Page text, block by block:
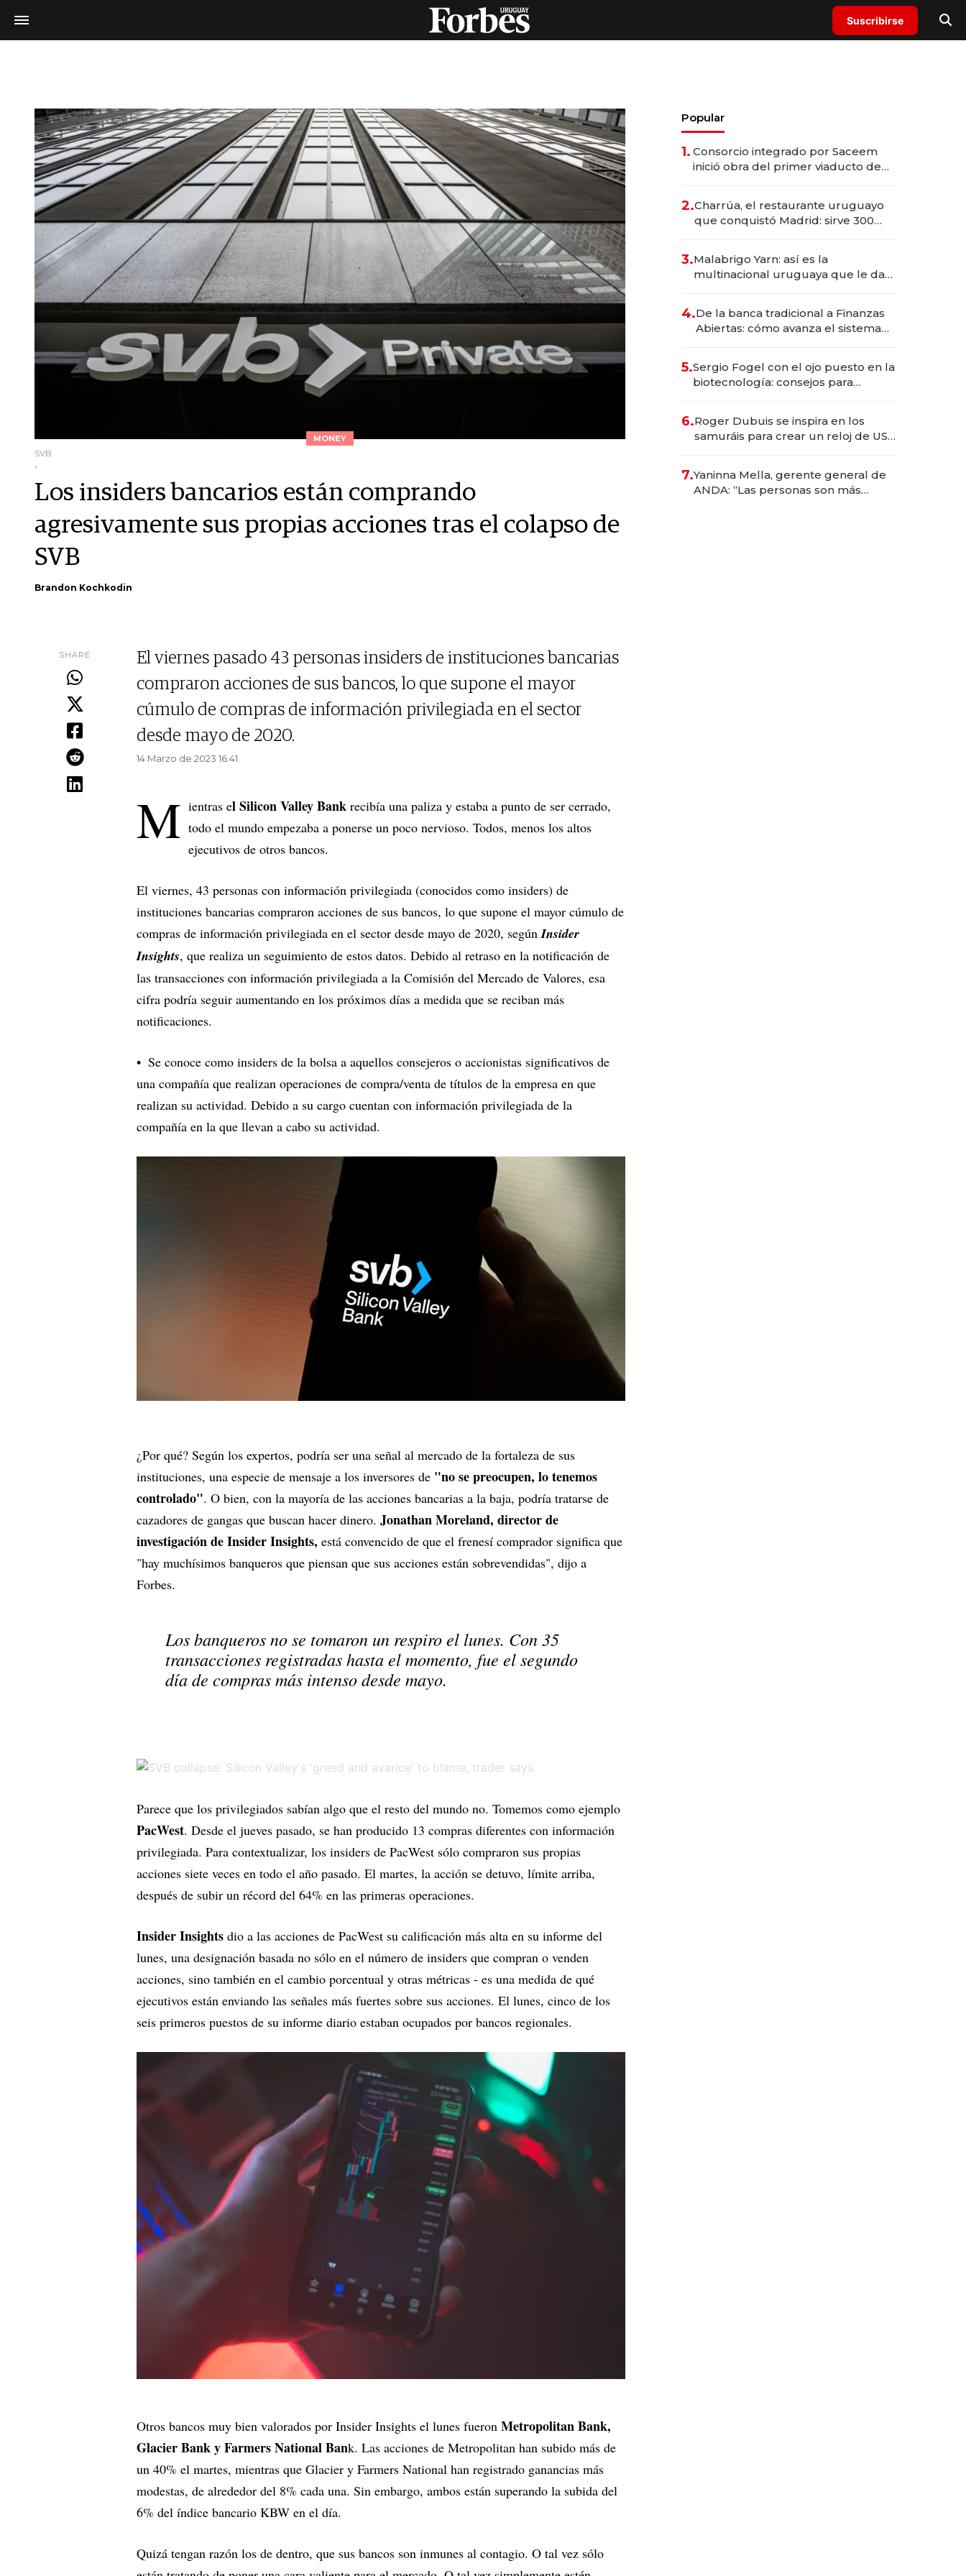
Suscribirse
MONEY
SVB
.
Los insiders bancarios están comprando
agresivamente sus propias acciones tras el colapso de
SVB
Brandon Kochkodin
SHARE
El viernes pasado 43 personas insiders de instituciones bancarias
compraron acciones de sus bancos, lo que supone el mayor
cúmulo de compras de información privilegiada en el sector
desde mayo de 2020.
14 Marzo de 2023 16.41
M ientras el Silicon Valley Bank recibía una paliza y estaba a punto de ser cerrado,
todo el mundo empezaba a ponerse un poco nervioso. Todos, menos los altos
ejecutivos de otros bancos.
El viernes, 43 personas con información privilegiada (conocidos como insiders) de
instituciones bancarias compraron acciones de sus bancos, lo que supone el mayor cúmulo de
compras de información privilegiada en el sector desde mayo de 2020, segúnInsider
Insights, que realiza un seguimiento de estos datos. Debido al retraso en la notificación de
las transacciones con información privilegiada a la Comisión del Mercado de Valores, esa
cifra podría seguir aumentando en los próximos días a medida que se reciban más
notificaciones.
Se conoce como insiders de la bolsa a aquellos consejeros o accionistas significativos de
una compañía que realizan operaciones de compra/venta de títulos de la empresa en que
realizan su actividad. Debido a su cargo cuentan con información privilegiada de la
compañía en la que llevan a cabo su actividad.
¿Por qué? Según los expertos, podría ser una señal al mercado de la fortaleza de sus
instituciones, una especie de mensaje a los inversores de "no se preocupen, lo tenemos
controlado". O bien, con la mayoría de las acciones bancarias a la baja, podría tratarse de
cazadores de gangas que buscan hacer dinero. Jonathan Moreland, director de
investigación de Insider Insights, está convencido de que el frenesí comprador significa que
"hay muchísimos banqueros que piensan que sus acciones están sobrevendidas", dijo a
Forbes.
Los banqueros no se tomaron un respiro el lunes. Con 35
transacciones registradas hasta el momento, fue el segundo
día de compras más intenso desde mayo.
Parece que los privilegiados sabían algo que el resto del mundo no. Tomemos como ejemplo
PacWest. Desde el jueves pasado, se han producido 13 compras diferentes con información
privilegiada. Para contextualizar, los insiders de PacWest sólo compraron sus propias
acciones siete veces en todo el año pasado. El martes, la acción se detuvo, límite arriba,
después de subir un récord del 64% en las primeras operaciones.
Insider Insights dio a las acciones de PacWest su calificación más alta en su informe del
lunes, una designación basada no sólo en el número de insiders que compran o venden
acciones, sino también en el cambio porcentual y otras métricas - es una medida de qué
ejecutivos están enviando las señales más fuertes sobre sus acciones. El lunes, cinco de los
seis primeros puestos de su informe diario estaban ocupados por bancos regionales.
Otros bancos muy bien valorados por Insider Insights el lunes fueron Metropolitan Bank,
Glacier Bank y Farmers National Bank. Las acciones de Metropolitan han subido más de
un 40% el martes, mientras que Glacier y Farmers National han registrado ganancias más
modestas, de alrededor del 8% cada una. Sin embargo, ambos están superando la subida del
6% del índice bancario KBW en el día.
Quizá tengan razón los de dentro, que sus bancos son inmunes al contagio. O tal vez sólo
Popular
1. Consorcio integrado por Saceem
inició obra del primer viaducto de
millones
2.Charrúa, el restaurante uruguayo
que conquistó Madrid: sirve 300
prepara apertura
3.Malabrigo Yarn: así es la
multinacional uruguaya que le da
4.De la banca tradicional a Finanzas
Abiertas: cómo avanza el sistema
5.Sergio Fogel con el ojo puesto en la
biotecnología: consejos para
6.Roger Dubuis se inspira en los
samuráis para crear un reloj de US$
7.Yaninna Mella, gerente general de
ANDA: “Las personas son más